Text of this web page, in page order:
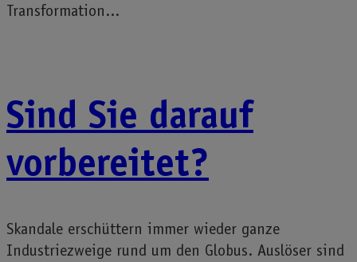
Transformation...
Sind Sie darauf
vorbereitet?
Skandale erschüttern immer wieder ganze
Industriezweige rund um den Globus. Auslöser sind